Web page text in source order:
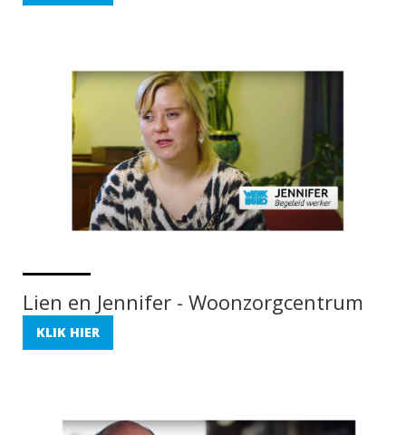
Lien en Jennifer - Woonzorgcentrum
KLIK HIER